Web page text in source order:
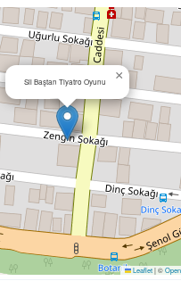
Sil Baştan Tiyatro Oyunu ×
Leaflet|©